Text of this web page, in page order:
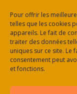
Pour offrir les
telles que les cookies
appareils. Le fait de
traiter des données
uniques sur ce site. Le
consentement peut
et fonctions.
– Vesoul